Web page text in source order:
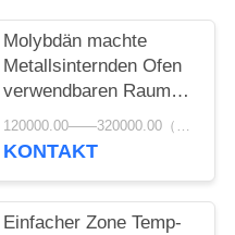
Molybdän machte
Metallsinternden Ofen
verwendbaren Raum
400*400*1500/
120000.00——320000.00（USD） MOQ:1 Satz
KONTAKT
Einfacher Zone Temp-